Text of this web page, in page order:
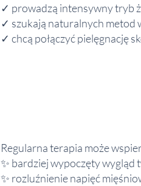
✓ prowadzą intensywny tryb
✓ szukają naturalnych metod
✓ chcą połączyć pielęgnację
Regularna terapia może
✨ bardziej wypoczęty wygląd
✨ rozluźnienie napięć